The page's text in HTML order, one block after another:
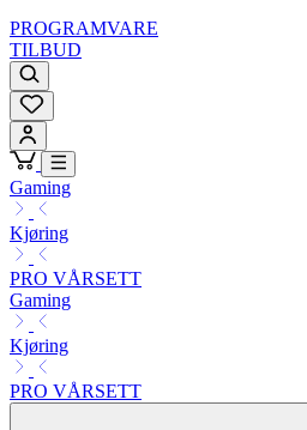
PROGRAMVARE
TILBUD
Gaming
Kjøring
PRO VÅRSETT
Gaming
Kjøring
PRO VÅRSETT